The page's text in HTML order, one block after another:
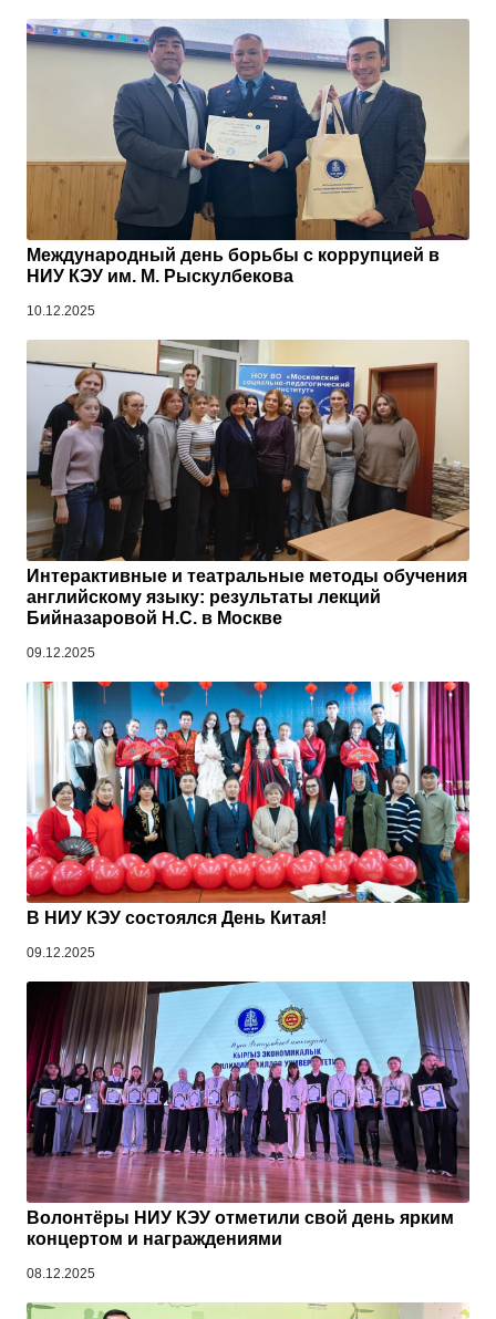
Международный день борьбы с коррупцией в
НИУ КЭУ им. М. Рыскулбекова
10.12.2025
Интерактивные и театральные методы обучения
английскому языку: результаты лекций
Бийназаровой Н.С. в Москве
09.12.2025
В НИУ КЭУ состоялся День Китая!
09.12.2025
Волонтёры НИУ КЭУ отметили свой день ярким
концертом и награждениями
08.12.2025